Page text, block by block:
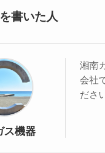
書いた人
ス機器
湘南
会社
ださ